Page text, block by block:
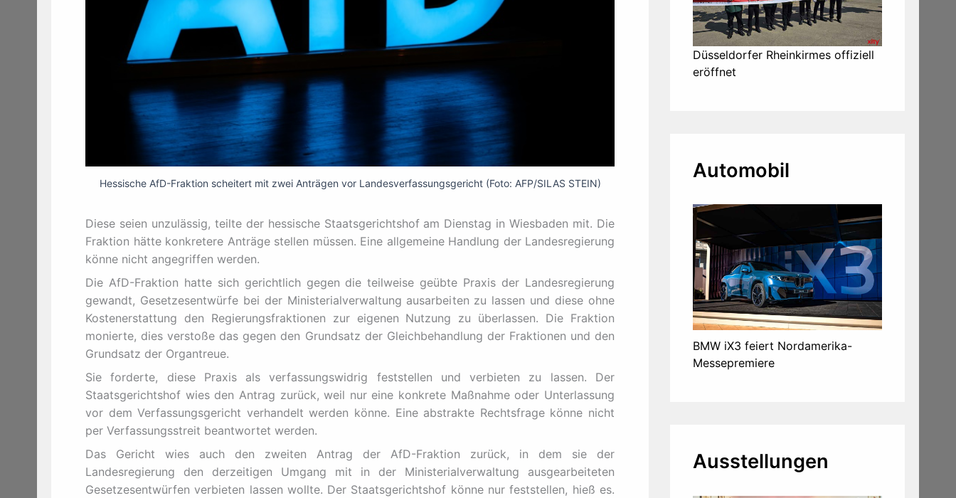
Hessische AfD-Fraktion scheitert mit zwei Anträgen vor Landesverfassungsgericht (Foto: AFP/SILAS STEIN)
Diese seien unzulässig, teilte der hessische Staatsgerichtshof am Dienstag in Wiesbaden mit. Die
Fraktion hätte konkretere Anträge stellen müssen. Eine allgemeine Handlung der Landesregierung
könne nicht angegriffen werden.
Die AfD-Fraktion hatte sich gerichtlich gegen die teilweise geübte Praxis der Landesregierung
gewandt, Gesetzesentwürfe bei der Ministerialverwaltung ausarbeiten zu lassen und diese ohne
Kostenerstattung den Regierungsfraktionen zur eigenen Nutzung zu überlassen. Die Fraktion
monierte, dies verstoße das gegen den Grundsatz der Gleichbehandlung der Fraktionen und den
Grundsatz der Organtreue.
Sie forderte, diese Praxis als verfassungswidrig feststellen und verbieten zu lassen. Der
Staatsgerichtshof wies den Antrag zurück, weil nur eine konkrete Maßnahme oder Unterlassung
vor dem Verfassungsgericht verhandelt werden könne. Eine abstrakte Rechtsfrage könne nicht
per Verfassungsstreit beantwortet werden.
Das Gericht wies auch den zweiten Antrag der AfD-Fraktion zurück, in dem sie der
Landesregierung den derzeitigen Umgang mit in der Ministerialverwaltung ausgearbeiteten
Gesetzesentwürfen verbieten lassen wollte. Der Staatsgerichtshof könne nur feststellen, hieß es.
Düsseldorfer Rheinkirmes offiziell
eröffnet
Automobil
BMW iX3 feiert Nordamerika-
Messepremiere
Ausstellungen